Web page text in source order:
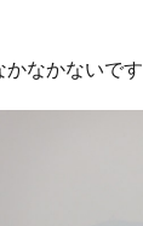
なかないです